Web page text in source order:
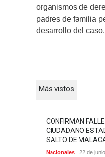
organismos de
padres de familia
desarrollo del caso.
Más vistos
CONFIRMAN
CIUDADANO
SALTO DE
Nacionales 22 de